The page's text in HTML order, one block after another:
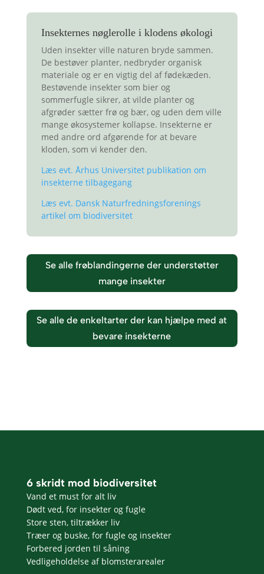
Insekternes nøglerolle i klodens økologi
Uden insekter ville naturen bryde sammen.
De bestøver planter, nedbryder organisk
materiale og er en vigtig del af fødekæden.
Bestøvende insekter som bier og
sommerfugle sikrer, at vilde planter og
afgrøder sætter frø og bær, og uden dem ville
mange økosystemer kollapse. Insekterne er
med andre ord afgørende for at bevare
kloden, som vi kender den.
Læs evt. Århus Universitet publikation om
insekterne tilbagegang
Læs evt. Dansk Naturfredningsforenings
artikel om biodiversitet
Se alle frøblandingerne der understøtter
mange insekter
Se alle de enkeltarter der kan hjælpe med at
bevare insekterne
6 skridt mod biodiversitet
Vand et must for alt liv
Dødt ved, for insekter og fugle
Store sten, tiltrækker liv
Træer og buske, for fugle og insekter
Forbered jorden til såning
Vedligeholdelse af blomsterarealer